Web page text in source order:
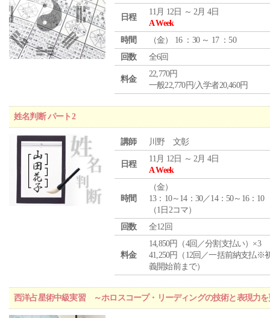
日程
11月 12日 ～ 2月 4日
A Week
時間
（金） 16 ：30 ～ 17 ：50
回数
全6回
料金
22,770円
一般22,770円/入学者20,460円
姓名判断 パート2
講師 川野 文彰
日程
11月 12日 ～ 2月 4日
A Week
時間
（金）
13：10～14：30／14：50～16：10
（1日2コマ）
回数
全12回
料金
14,850円（4回／分割支払い）×3
41,250円（12回／一括前納支払※
義開始前まで）
西洋占星術中級実習 ～ホロスコープ・リーディングの技術と表現力